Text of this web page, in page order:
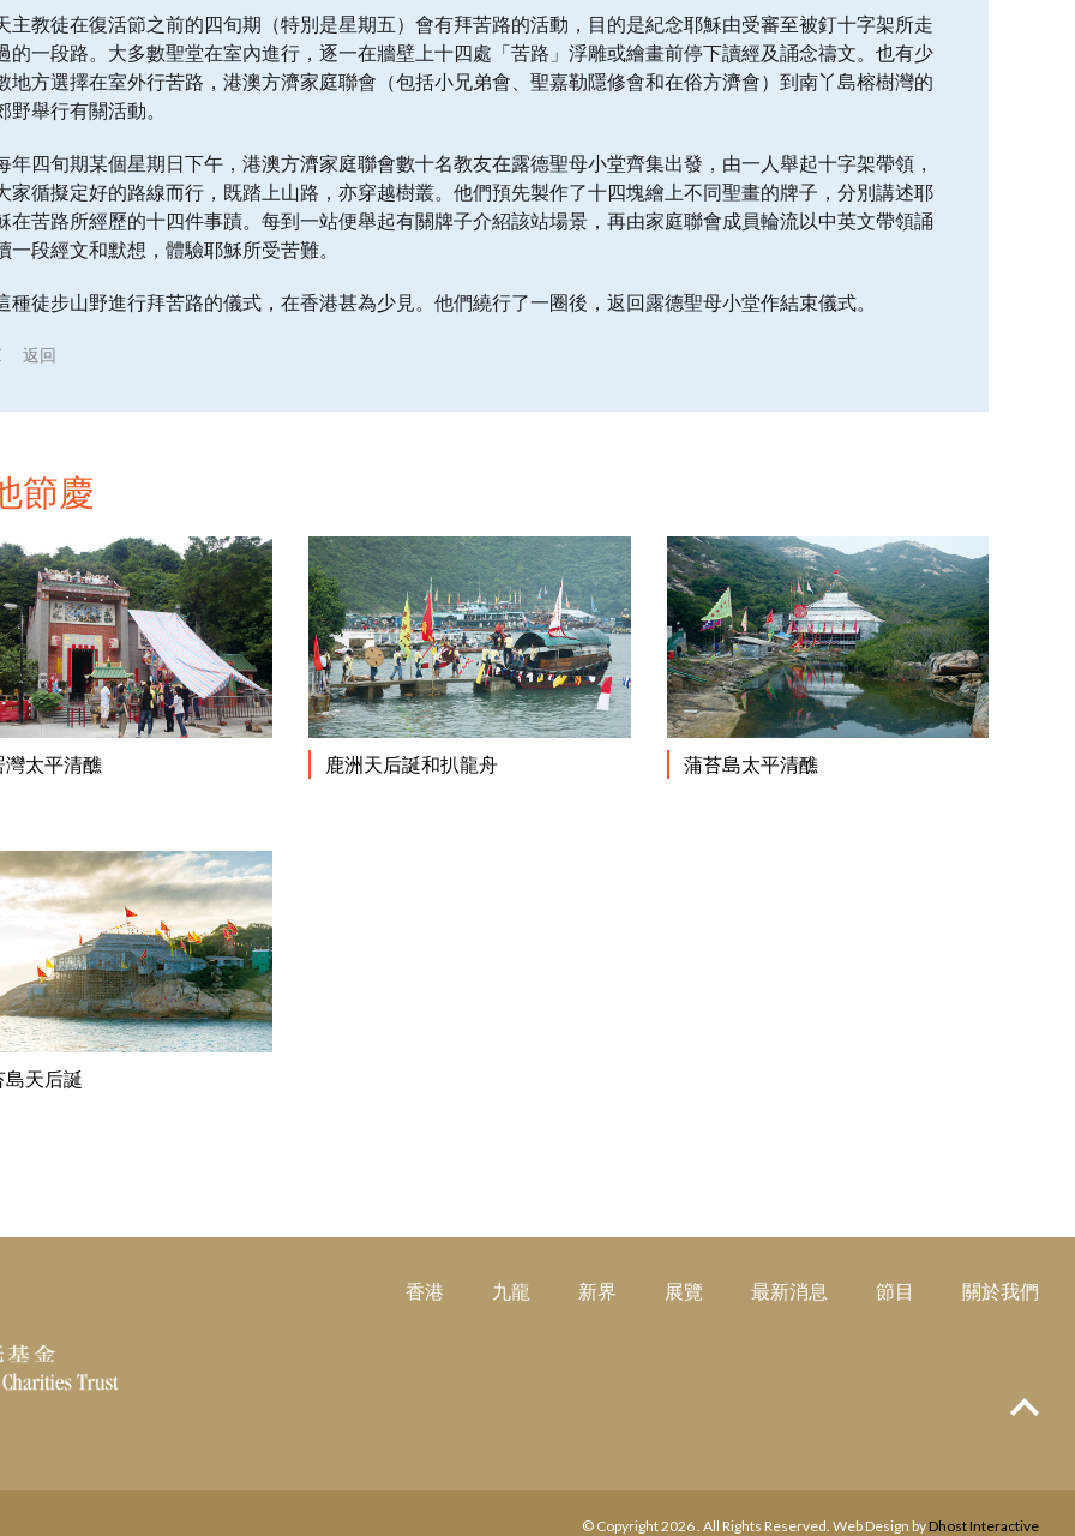
主教徒在復活節之前的四旬期（特別是星期五）會有拜苦路的活動，目的是紀念耶穌由受審至被釘十字架所走
的一段路。大多數聖堂在室內進行，逐一在牆壁上十四處「苦路」浮雕或繪畫前停下讀經及誦念禱文。也有少
地方選擇在室外行苦路，港澳方濟家庭聯會（包括小兄弟會、聖嘉勒隱修會和在俗方濟會）到南丫島榕樹灣的
野舉行有關活動。
年四旬期某個星期日下午，港澳方濟家庭聯會數十名教友在露德聖母小堂齊集出發，由一人舉起十字架帶領，
家循擬定好的路線而行，既踏上山路，亦穿越樹叢。他們預先製作了十四塊繪上不同聖畫的牌子，分別講述耶
在苦路所經歷的十四件事蹟。每到一站便舉起有關牌子介紹該站場景，再由家庭聯會成員輪流以中英文帶領誦
一段經文和默想，體驗耶穌所受苦難。
種徒步山野進行拜苦路的儀式，在香港甚為少見。他們繞行了一圈後，返回露德聖母小堂作結束儀式。
返回
節慶
灣太平清醮 鹿洲天后誕和扒龍舟 蒲苔島太平清醮
島天后誕
香港 九龍 新界 展覽 最新消息 節目 關於我們
© Copyright 2026 . All Rights Reserved. Web Design by Dhost Interactive